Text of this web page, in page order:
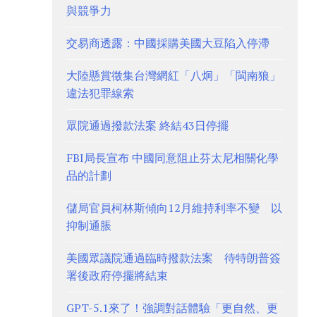
與競爭力
交易商透露：中國採購美國大豆陷入停滯
大陸懸賞徵集台灣網紅「八炯」「閩南狼」
違法犯罪線索
眾院通過撥款法案 終結43日停擺
FBI局長宣布 中國同意阻止芬太尼相關化學
品的計劃
儲局官員柯林斯傾向12月維持利率不變 以
抑制通脹
美國眾議院通過臨時撥款法案 待特朗普簽
署後政府停擺將結束
GPT-5.1來了！強調對話體驗「更自然、更